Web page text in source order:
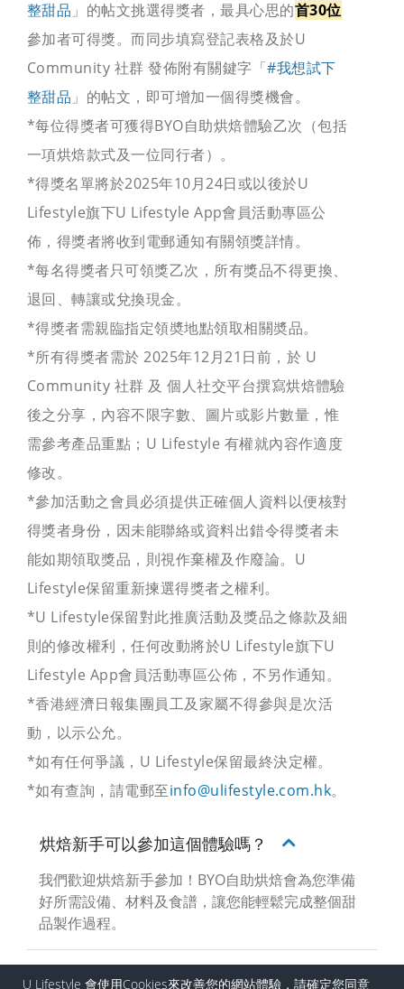
整甜品 」的帖文挑選得獎者，最具心思的首30位
參加者可得獎。而同步填寫登記表格及於U
Community 社群 發佈附有關鍵字「#我想試下
整甜品 」的帖文，即可增加一個得獎機會。
*每位得獎者可獲得BYO自助烘焙體驗乙次（包括
一項烘焙款式及一位同行者）。
*得獎名單將於2025年10月24日或以後於U
Lifestyle旗下U Lifestyle App會員活動專區公
佈，得獎者將收到電郵通知有關領獎詳情。
*每名得獎者只可領獎乙次，所有獎品不得更換、
退回、轉讓或兌換現金。
*得獎者需親臨指定領奬地點領取相關奬品。
*所有得獎者需於 2025年12月21日前，於 U
Community 社群 及 個人社交平台撰寫烘焙體驗
後之分享，內容不限字數、圖片或影片數量，惟
需參考產品重點；U Lifestyle 有權就內容作適度
修改。
*參加活動之會員必須提供正確個人資料以便核對
得獎者身份，因未能聯絡或資料出錯令得獎者未
能如期領取獎品，則視作棄權及作廢論。U
Lifestyle保留重新揀選得獎者之權利。
*U Lifestyle保留對此推廣活動及獎品之條款及細
則的修改權利，任何改動將於U Lifestyle旗下U
Lifestyle App會員活動專區公佈，不另作通知。
*香港經濟日報集團員工及家屬不得參與是次活
動，以示公允。
*如有任何爭議，U Lifestyle保留最終決定權。
*如有查詢，請電郵至info@ulifestyle.com.hk。
烘焙新手可以參加這個體驗嗎？
我們歡迎烘焙新手參加！BYO自助烘焙會為您準備
好所需設備、材料及食譜，讓您能輕鬆完成整個甜
品製作過程。
U Lifestyle 會使用Cookies來改善您的網站體驗，請確定您同意